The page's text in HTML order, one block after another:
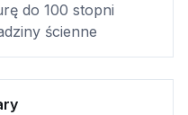
do 100 stopni
ścienne